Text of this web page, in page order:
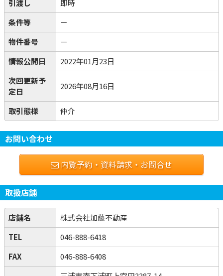
引渡し
即時
条件等
－
物件番号
－
情報公開日
2022年01月23日
次回更新予
定日
2026年08月16日
取引態様 仲介
お問い合わせ
内覧予約・資料請求・お問合せ
取扱店舗
店舗名
株式会社加藤不動産
TEL
046-888-6418
FAX
046-888-6408